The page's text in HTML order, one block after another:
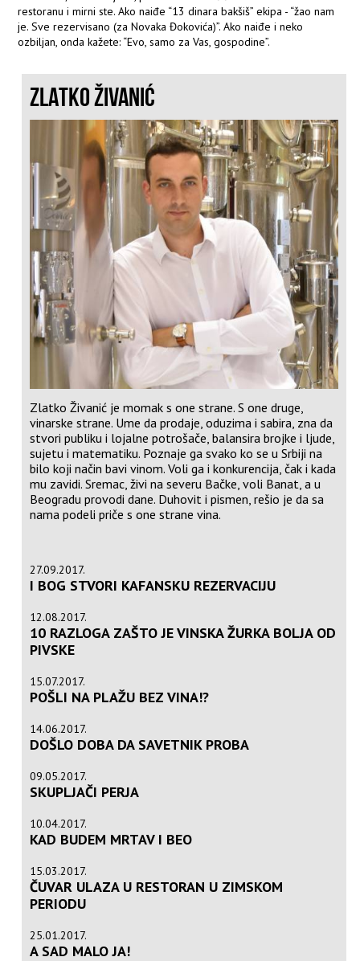
restoranu i mirni ste. Ako naiđe “13 dinara bakšiš” ekipa - “žao nam
je. Sve rezervisano (za Novaka Đokovića)”. Ako naiđe i neko
ozbiljan, onda kažete: “Evo, samo za Vas, gospodine”.
ZLATKO ŽIVANIĆ
Zlatko Živanić je momak s one strane. S one druge,
vinarske strane. Ume da prodaje, oduzima i sabira, zna da
stvori publiku i lojalne potrošače, balansira brojke i ljude,
sujetu i matematiku. Poznaje ga svako ko se u Srbiji na
bilo koji način bavi vinom. Voli ga i konkurencija, čak i kada
mu zavidi. Sremac, živi na severu Bačke, voli Banat, a u
Beogradu provodi dane. Duhovit i pismen, rešio je da sa
nama podeli priče s one strane vina.
27.09.2017.
I BOG STVORI KAFANSKU REZERVACIJU
12.08.2017.
10 RAZLOGA ZAŠTO JE VINSKA ŽURKA BOLJA OD
PIVSKE
15.07.2017.
POŠLI NA PLAŽU BEZ VINA!?
14.06.2017.
DOŠLO DOBA DA SAVETNIK PROBA
09.05.2017.
SKUPLJAČI PERJA
10.04.2017.
KAD BUDEM MRTAV I BEO
15.03.2017.
ČUVAR ULAZA U RESTORAN U ZIMSKOM
PERIODU
25.01.2017.
A SAD MALO JA!